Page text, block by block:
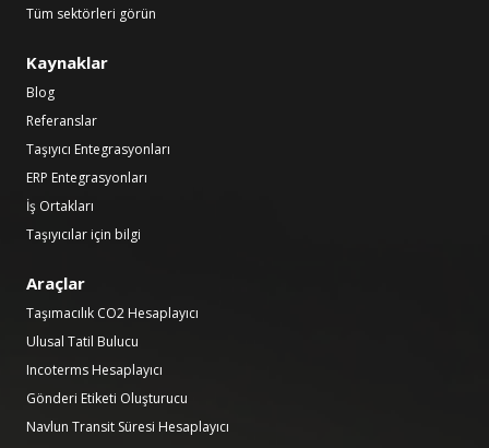
Tüm sektörleri görün
Kaynaklar
Blog
Referanslar
Taşıyıcı Entegrasyonları
ERP Entegrasyonları
İş Ortakları
Taşıyıcılar için bilgi
Araçlar
Taşımacılık CO2 Hesaplayıcı
Ulusal Tatil Bulucu
Incoterms Hesaplayıcı
Gönderi Etiketi Oluşturucu
Navlun Transit Süresi Hesaplayıcı